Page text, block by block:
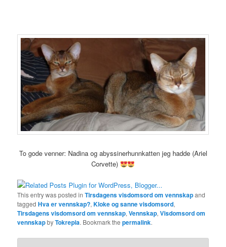
To gode venner: Nadina og abyssinerhunnkatten jeg hadde (Ariel
Corvette)
This entry was posted inTirsdagens visdomsord om vennskapand
taggedHva er vennskap?,Kloke og sanne visdomsord,
Tirsdagens visdomsord om vennskap,Vennskap,Visdomsord om
vennskapbyTokrepia. Bookmark thepermalink.